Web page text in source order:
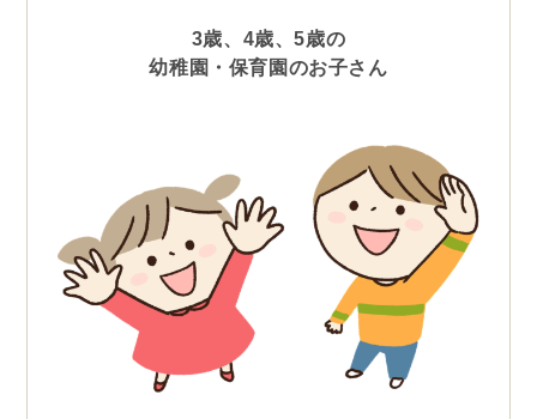
3歳、4歳、5歳の
幼稚園・保育園のお子さん